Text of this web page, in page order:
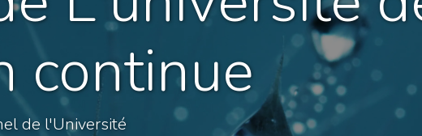
continue
de l'Université